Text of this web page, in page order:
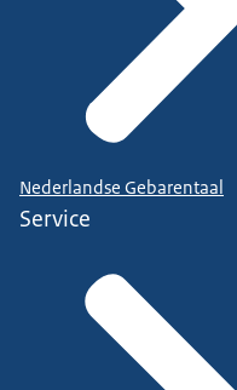
Nederlandse Gebarentaal
Service